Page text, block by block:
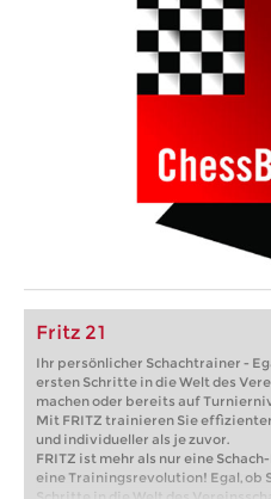
Fritz 21
Ihr persönlicher Schachtrainer -
ersten Schritte in die Welt des
machen oder bereits auf
Mit FRITZ trainieren Sie
und individueller als je zuvor.
FRITZ ist mehr als nur eine
eine Trainingsrevolution! Egal, ob